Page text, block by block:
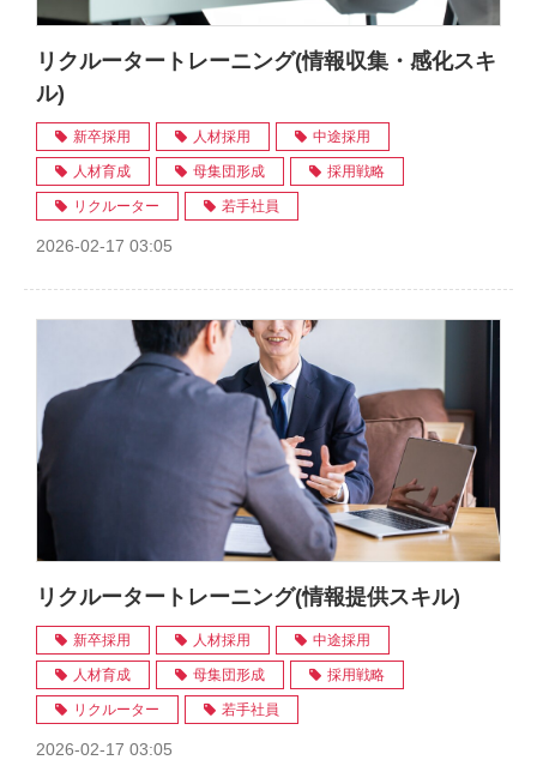
リクルータートレーニング(情報収集・感化スキ
ル)
新卒採用 人材採用 中途採用
人材育成 母集団形成 採用戦略
リクルーター 若手社員
2026-02-17 03:05
リクルータートレーニング(情報提供スキル)
新卒採用 人材採用 中途採用
人材育成 母集団形成 採用戦略
リクルーター 若手社員
2026-02-17 03:05